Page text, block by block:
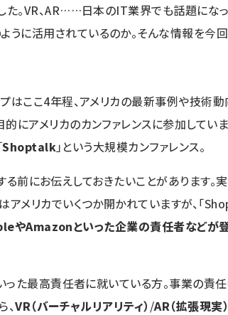
た。VR、AR……日本のIT業界でも話題にな
うに活用されているのか。そんな情報を今
はここ4年程、アメリカの最新事例や技術
にアメリカのカンファレンスに参加していま
Shoptalk」という大規模カンファレンス。
る前にお伝えしておきたいことがあります。
アメリカでいくつか開かれていますが、「
やAmazonといった企業の責任者などが
った最高責任者に就いている方。事業の責
、VR（バーチャルリアリティ） /AR（拡張現実）